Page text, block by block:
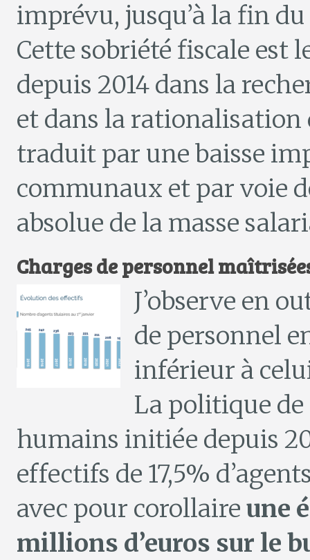
imprévu, jusqu’à la fin
Cette sobriété fiscale est
depuis 2014 dans la
et dans la rationalisation
traduit par une baisse
communaux et par voie
absolue de la masse
Charges de personnel
J’observe en
de personnel
inférieur à
La politique
humains initiée depuis
effectifs de 17,5%
avec pour corollaire une
millions d’euros sur le